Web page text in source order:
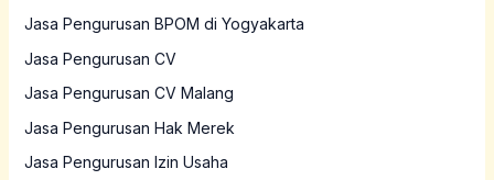
Jasa Pengurusan BPOM di Yogyakarta
Jasa Pengurusan CV
Jasa Pengurusan CV Malang
Jasa Pengurusan Hak Merek
Jasa Pengurusan Izin Usaha